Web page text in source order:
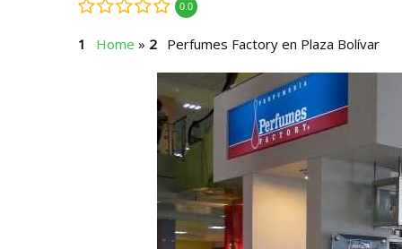
0.0
Home » Perfumes Factory en Plaza Bolívar